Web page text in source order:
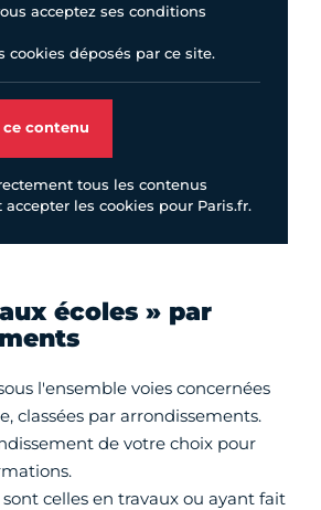
acceptez ses conditions
cookies déposés par ce site.
contenu
tous les contenus
accepter les cookies pour Paris.fr.
écoles » par
l'ensemble voies concernées
classées par arrondissements.
de votre choix pour
sont celles en travaux ou ayant fait